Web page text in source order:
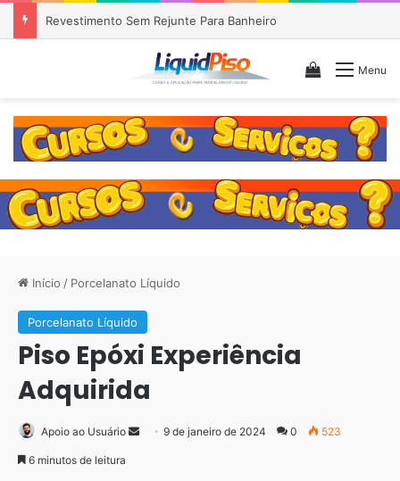
Piso Epóxi em Banheiro Anália Franco SP
Menu
Veja seu
Início / Porcelanato Líquido
Porcelanato Líquido
Piso Epóxi Experiência
Adquirida
Apoio ao Usuário
Mande9 de janeiro de 2024 0 523
6 minutos de leitura